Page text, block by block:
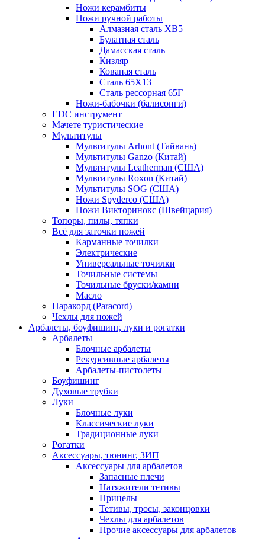
Ножи керамбиты
Ножи ручной работы
Алмазная сталь ХВ5
Булатная сталь
Дамасская сталь
Кизляр
Кованая сталь
Сталь 65Х13
Сталь рессорная 65Г
Ножи-бабочки (балисонги)
EDC инструмент
Мачете туристические
Мультитулы
Мультитулы Arhont (Тайвань)
Мультитулы Ganzo (Китай)
Мультитулы Leatherman (США)
Мультитулы Roxon (Китай)
Мультитулы SOG (США)
Ножи Spyderco (США)
Ножи Викторинокс (Швейцария)
Топоры, пилы, тяпки
Всё для заточки ножей
Карманные точилки
Электрические
Универсальные точилки
Точильные системы
Точильные бруски/камни
Масло
Паракорд (Paracord)
Чехлы для ножей
Арбалеты, боуфишинг, луки и рогатки
Арбалеты
Блочные арбалеты
Рекурсивные арбалеты
Арбалеты-пистолеты
Боуфишинг
Духовые трубки
Луки
Блочные луки
Классические луки
Традиционные луки
Рогатки
Аксессуары, тюнинг, ЗИП
Аксессуары для арбалетов
Запасные плечи
Натяжители тетивы
Прицелы
Тетивы, тросы, законцовки
Чехлы для арбалетов
Прочие аксессуары для арбалетов